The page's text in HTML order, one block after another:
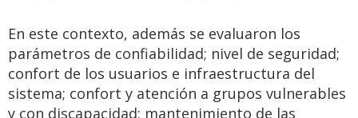
En este contexto, además se evaluaron los
parámetros de confiabilidad; nivel de seguridad;
confort de los usuarios e infraestructura del
sistema; confort y atención a grupos vulnerables
y con discapacidad; mantenimiento de las